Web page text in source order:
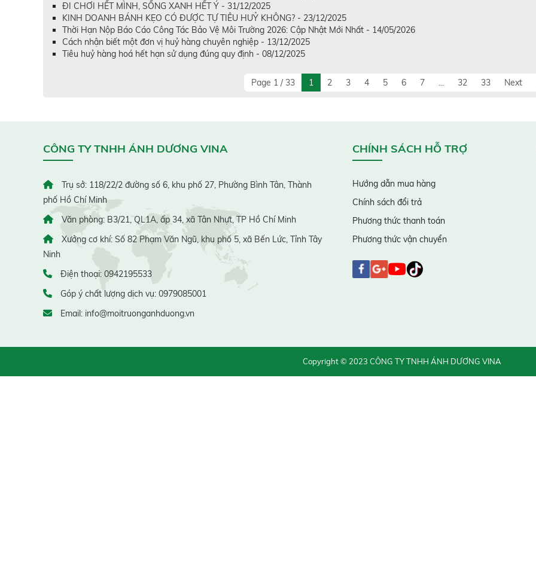
ĐI CHƠI HẾT MÌNH, SỐNG XANH HẾT Ý - 31/12/2025
KINH DOANH BÁNH KẸO CÓ ĐƯỢC TỰ TIÊU HUỶ KHÔNG? - 23/12/2025
Thời Hạn Nộp Báo Cáo Công Tác Bảo Vệ Môi Trường 2026: Cập Nhật Mới Nhất - 14/05/2026
Cách nhận biết một đơn vị huỷ hàng chuyên nghiệp - 13/12/2025
Tiêu huỷ hàng hoá hết hạn sử dụng đúng quy định - 08/12/2025
Page 1 / 33 1 2 3 4 5 6 7 ... 32 33 Next
CÔNG TY TNHH ÁNH DƯƠNG VINA
Trụ sở: 118/22/2 đường số 6, khu phố 27, Phường Bình Tân, Thành
phố Hồ Chí Minh
Văn phòng: B3/21, QL1A, ấp 34, xã Tân Nhựt, TP Hồ Chí Minh
Xưởng cơ khí: Số 82 Phạm Văn Ngũ, khu phố 5, xã Bến Lức, Tỉnh Tây
Ninh
Điện thoại: 0942195533
Góp ý chất lượng dịch vụ: 0979085001
Email: info@moitruonganhduong.vn
CHÍNH SÁCH HỖ TRỢ
Hướng dẫn mua hàng
Chính sách đổi trả
Phương thức thanh toán
Phương thức vận chuyển
Copyright © 2023 CÔNG TY TNHH ÁNH DƯƠNG VINA